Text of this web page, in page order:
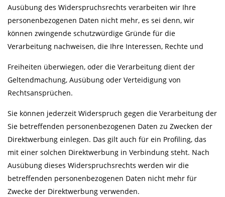
Ausübung des Widerspruchsrechts verarbeiten wir Ihre
personenbezogenen Daten nicht mehr, es sei denn, wir
können zwingende schutzwürdige Gründe für die
Verarbeitung nachweisen, die Ihre Interessen, Rechte und
Freiheiten überwiegen, oder die Verarbeitung dient der
Geltendmachung, Ausübung oder Verteidigung von
Rechtsansprüchen.
Sie können jederzeit Widerspruch gegen die Verarbeitung der
Sie betreffenden personenbezogenen Daten zu Zwecken der
Direktwerbung einlegen. Das gilt auch für ein Profiling, das
mit einer solchen Direktwerbung in Verbindung steht. Nach
Ausübung dieses Widerspruchsrechts werden wir die
betreffenden personenbezogenen Daten nicht mehr für
Zwecke der Direktwerbung verwenden.